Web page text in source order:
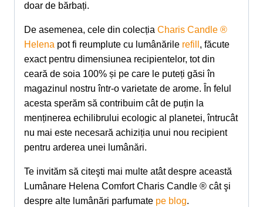
doar de bărbați.
De asemenea, cele din colecția Charis Candle ®
Helena pot fi reumplute cu lumânările refill , făcute
exact pentru dimensiunea recipientelor, tot din
ceară de soia 100% și pe care le puteți găsi în
magazinul nostru într-o varietate de arome. În felul
acesta sperăm să contribuim cât de puțin la
menținerea echilibrului ecologic al planetei, întrucât
nu mai este necesară achiziția unui nou recipient
pentru arderea unei lumânări.
Te invităm să citeşti mai multe atât despre această
Lumânare Helena Comfort Charis Candle ® cât şi
despre alte lumânări parfumate pe blog.